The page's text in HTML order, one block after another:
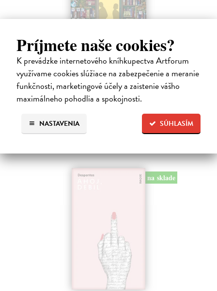
Príjmete naše cookies?
K prevádzke internetového kníhkupectva Artforum
využívame cookies slúžiace na zabezpečenie a meranie
funkčnosti, marketingové účely a zaistenie vášho
maximálneho pohodlia a spokojnosti.
SÚHLASÍM
NASTAVENIA
Dni v kníhkupectve Morisaki
Jagisawa Satoshi| Kniha
Dvadsaťpäťročná Takako si žila pomerne bezstarostne až do dňa, keď
jej priateľ Hideaki, za ktorého sa chcela vydať, len tak mimochodom
oznámi, že ju podvádza a žení sa s inou. Jej život sa zrazu rúca.
13,71 €
na sklade